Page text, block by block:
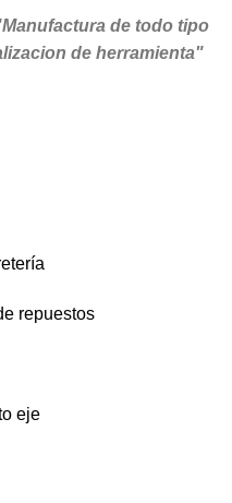
de todo tipo
de herramienta"
repuestos
eje